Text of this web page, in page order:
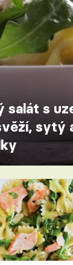
salát s
sytý